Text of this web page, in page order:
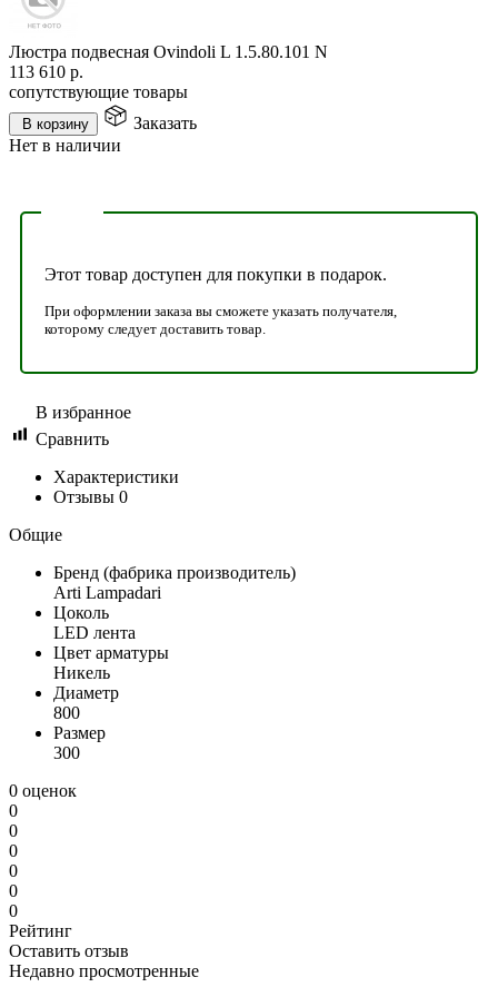
Люстра подвесная Ovindoli L 1.5.80.101 N
113 610 р.
сопутствующие товары
В корзину
Заказать
Нет в наличии
Этот товар доступен для покупки в подарок.
При оформлении заказа вы сможете указать получателя,
которому следует доставить товар.
В избранное
Сравнить
Характеристики
Отзывы 0
Общие
Бренд (фабрика производитель)
Arti Lampadari
Цоколь
LED лента
Цвет арматуры
Никель
Диаметр
800
Размер
300
0 оценок
0
0
0
0
0
0
Рейтинг
Оставить отзыв
Недавно просмотренные